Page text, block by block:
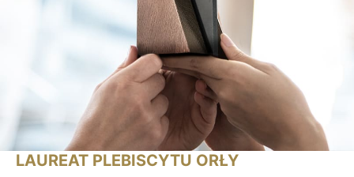
LAUREAT PLEBISCYTU ORŁY